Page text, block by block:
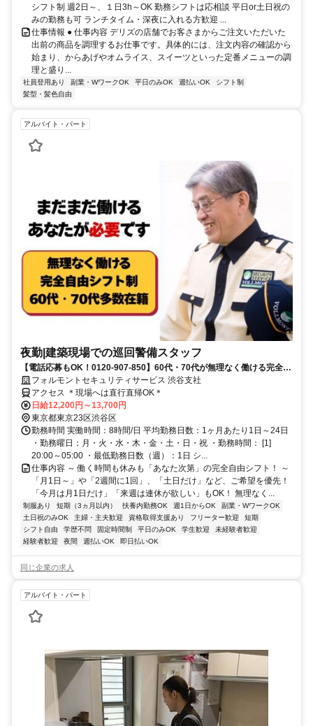
シフト制 週2日～、１日3h～OK 勤務シフトは応相談 平日or土日祝の
みの勤務も可 ランチタイム・深夜に入れる方歓迎 ...
仕事情報 ● 仕事内容 デリズの店舗でお客さまからご注文いただいた
出前の商品を調理するお仕事です。具体的には、注文内容の確認から
始まり、からあげやオムライス、スイーツといった定番メニューの調
理と盛り...
社員登用あり 副業・WワークOK 平日のみOK 週払いOK
シフト制
髪型・髪色自由
アルバイト・パート
夜勤|建築現場での巡回警備スタッフ
【電話応募もOK！0120-907-850】60代・70代が無理なく働ける完全自
由シフト♪日払いOK♪
フォルモントセキュリティサービス 渋谷支社
アクセス ＊現場へは直行直帰OK＊
日給12,200円～13,700円
東京都東京23区渋谷区
勤務時間 実働時間：8時間/日 平均勤務日数：1ヶ月あたり1日～24日
・勤務曜日：月・火・水・木・金・土・日・祝 ・勤務時間： [1]
20:00～05:00 ・最低勤務日数（週）：1日 シ...
仕事内容 ～ 働く時間も休みも「あなた次第」の完全自由シフト！ ～
「月1日～」や「2週間に1回」、「土日だけ」など、ご希望を優先！
「今月は月1日だけ」「来週は連休が欲しい」もOK！ 無理なく...
制服あり 短期（3ヵ月以内） 扶養内勤務OK 週1日からOK
副業・WワークOK
土日祝のみOK
主婦・主夫歓迎 資格取得支援あり フリーター歓迎
短期
シフト自由
学歴不問 固定時間制 平日のみOK 学生歓迎
未経験者歓迎
経験者歓迎
夜間 週払いOK 即日払いOK
同じ企業の求人
アルバイト・パート